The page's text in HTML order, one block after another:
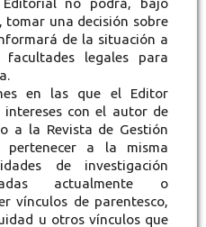
no podrá, bajo
tomar una decisión sobre
de la situación a
legales para
en las que el Editor
con el autor de
a la Revista de Gestión
pertenecer a la misma
de investigación
actualmente o
vínculos de parentesco,
u otros vínculos que